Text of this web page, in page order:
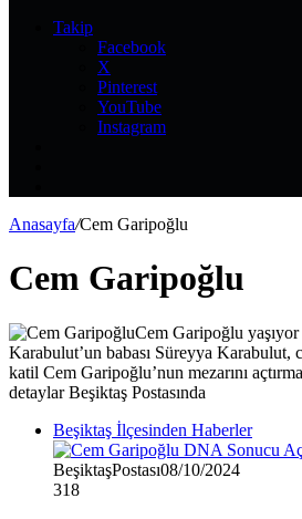
Takip
Facebook
X
Pinterest
YouTube
Instagram
Anasayfa/Cem Garipoğlu
Cem Garipoğlu
Cem Garipoğlu
Karabulut’un babası Süreyya Karabulut,
katil Cem Garipoğlu’nun mezarını
detaylar Beşiktaş Postasında
Beşiktaş İlçesinden Haberler
BeşiktaşPostası08/10/2024
318